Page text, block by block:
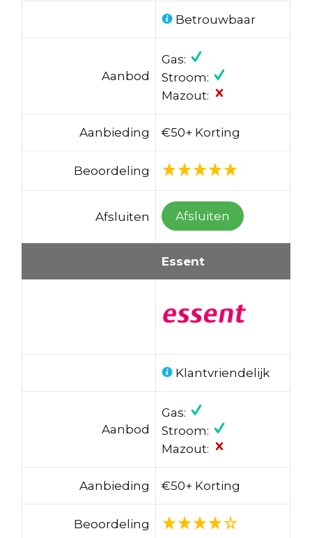
Betrouwbaar
Aanbod
Gas:
Stroom:
Mazout:
Aanbieding €50+ Korting
Beoordeling
Afsluiten Afsluiten
Essent
Klantvriendelijk
Aanbod
Gas:
Stroom:
Mazout:
Aanbieding €50+ Korting
Beoordeling